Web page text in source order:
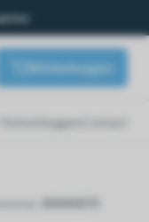
Winkelwagen
Inloggen